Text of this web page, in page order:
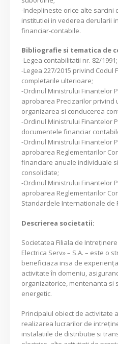
-Indeplineste orice alte sarcini
institutiei in vederea derularii
financiar-contabile.
Bibliografie si tematica de
-Legea contabilitatii nr. 82/1991;
-Legea 227/2015 privind Codul
completarile ulterioare;
-Ordinul Ministrului Finantelor
aprobarea Precizarilor privind
organizarea si conducerea
-Ordinul Ministrului Finantelor
documentele financiar
-Ordinul Ministrului Finantelor
aprobarea Reglementarilor
financiare anuale individuale
consolidate;
-Ordinul Ministrului Finantelor
aprobarea Reglementarilor
Standardele Internationale de
Descrierea societatii:
Societatea Filiala de
Electrica Serv» – S.A. – este o
beneficiaza insa de
activitate în domeniu,
organizatorice, mentenanta si
energetic.
Principalul obiect de activitate
realizarea lucrarilor de
instalatiile de distributie si